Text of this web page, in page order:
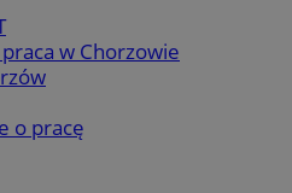
w Chorzowie
o pracę